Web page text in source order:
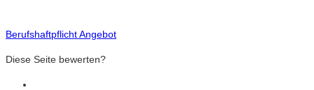
Berufshaftpflicht Angebot
Diese Seite bewerten?